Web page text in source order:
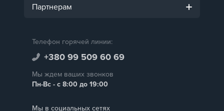
Партнерам
Телефон горячей линии:
+380 99 509 60 69
Мы ждем ваших звонков
Пн-Вс - с 8:00 до 19:00
Мы в социальных сетях